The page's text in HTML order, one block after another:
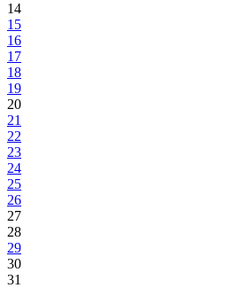
14
15
16
17
18
19
20
21
22
23
24
25
26
27
28
29
30
31